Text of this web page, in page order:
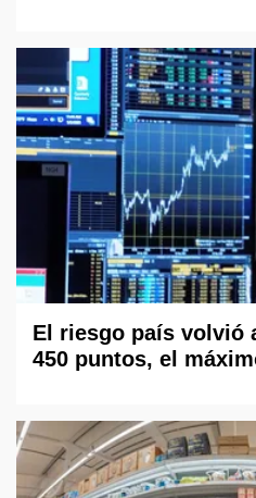
El riesgo país volvió
450 puntos, el